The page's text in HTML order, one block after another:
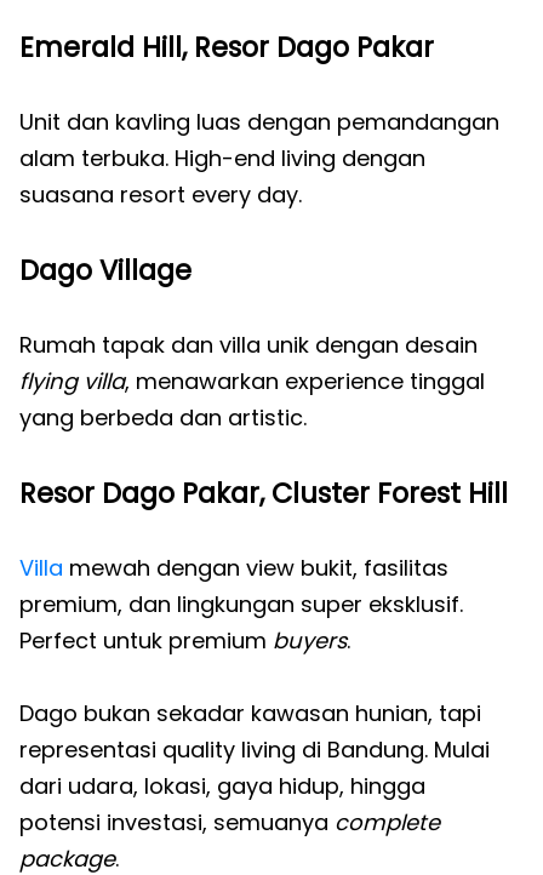
Emerald Hill, Resor Dago Pakar
Unit dan kavling luas dengan pemandangan
alam terbuka. High-end living dengan
suasana resort every day.
Dago Village
Rumah tapak dan villa unik dengan desain
flying villa, menawarkan experience tinggal
yang berbeda dan artistic.
Resor Dago Pakar, Cluster Forest Hill
Villa mewah dengan view bukit, fasilitas
premium, dan lingkungan super eksklusif.
Perfect untuk premium buyers.
Dago bukan sekadar kawasan hunian, tapi
representasi quality living di Bandung. Mulai
dari udara, lokasi, gaya hidup, hingga
potensi investasi, semuanya complete
package.